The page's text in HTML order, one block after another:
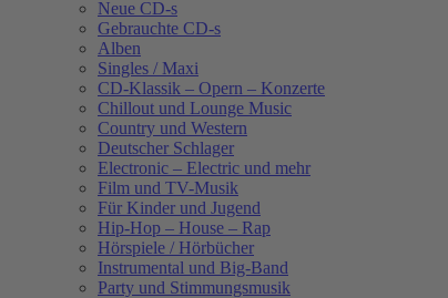
Neue CD-s
Gebrauchte CD-s
Alben
Singles / Maxi
CD-Klassik – Opern – Konzerte
Chillout und Lounge Music
Country und Western
Deutscher Schlager
Electronic – Electric und mehr
Film und TV-Musik
Für Kinder und Jugend
Hip-Hop – House – Rap
Hörspiele / Hörbücher
Instrumental und Big-Band
Party und Stimmungsmusik